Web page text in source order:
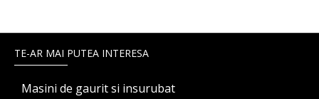
TE-AR MAI PUTEA INTERESA
Masini de gaurit si insurubat